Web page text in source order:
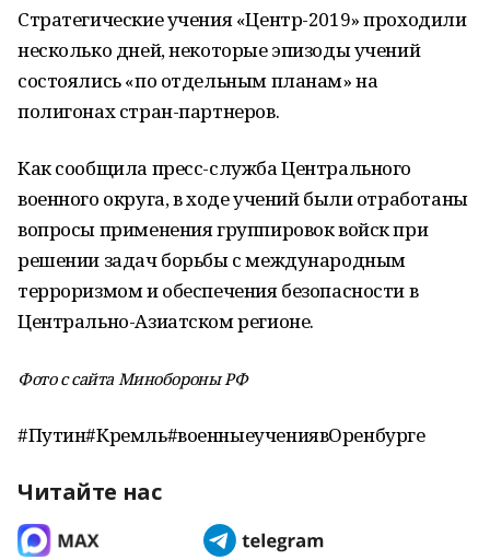
Стратегические учения «Центр-2019» проходили
несколько дней, некоторые эпизоды учений
состоялись «по отдельным планам» на
полигонах стран-партнеров.
Как сообщила пресс-служба Центрального
военного округа, в ходе учений были отработаны
вопросы применения группировок войск при
решении задач борьбы с международным
терроризмом и обеспечения безопасности в
Центрально-Азиатском регионе.
Фото с сайта Минобороны РФ
#Путин#Кремль#военныеучениявОренбурге
Читайте нас